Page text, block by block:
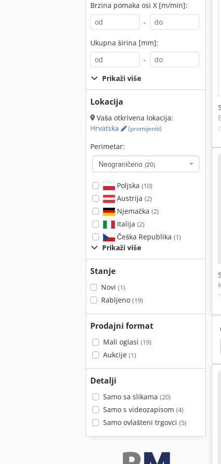
Brzina pomaka osi X [m/min]:
-
Ukupna širina [mm]:
-
Prikaži više
Lokacija
Vaša otkrivena lokacija:
Hrvatska
(promijeniti)
Perimetar:
Neograničeno (20)
Poljska (10)
Austrija (2)
Njemačka (2)
Italija (2)
Češka Republika (1)
Prikaži više
Stanje
Novi (1)
Rabljeno (19)
Prodajni format
Mali oglasi (19)
Aukcije (1)
Detalji
Samo sa slikama (20)
Samo s videozapisom (4)
Samo ovlašteni trgovci (5)
Kako Kontaktirati S Valjkom